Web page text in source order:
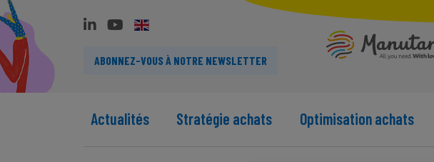
ABONNEZ-VOUS À NOTRE NEWSLETTER
Actualités Stratégie achats Optimisation achats